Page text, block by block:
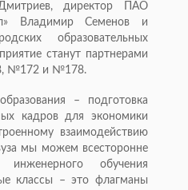
директор ПАО
Владимир Семенов и
образовательных
станут партнерами
№172 и №178.
– подготовка
кадров для экономики
взаимодействию
мы можем всесторонне
обучения
классы – это флагманы